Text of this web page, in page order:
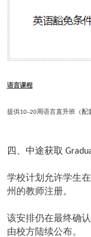
语言课程
提供10–20周语言直升班（配
四、中途获取
学校计划允许学生
州的教师注册。
该安排仍在最终确
由校方陆续公布。